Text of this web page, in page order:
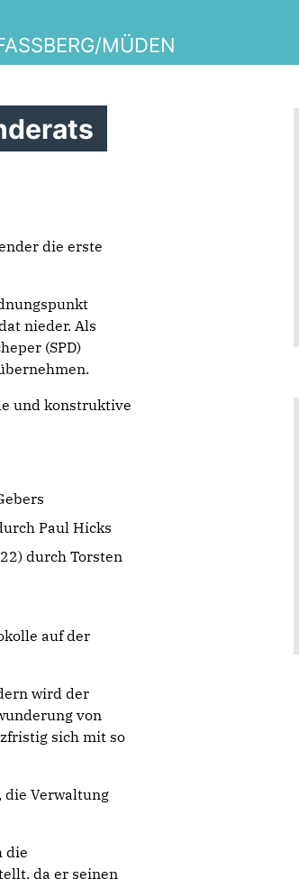
MÜDEN
die erste
nieder. Als
(SPD)
und konstruktive
Paul Hicks
durch Torsten
auf der
wird der
von
sich mit so
die Verwaltung
die
da er seinen